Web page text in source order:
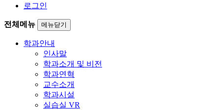
로그인
전체메뉴 메뉴닫기
학과안내
인사말
학과소개 및 비전
학과연혁
교수소개
학과시설
실습실 VR